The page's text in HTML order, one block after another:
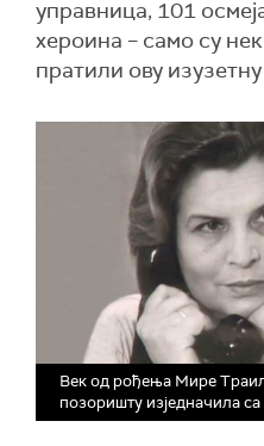
управница, 101
хероина – само су
пратили ову
Век од рођења Мире
позоришту изједначила